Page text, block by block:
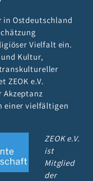
Ostdeutschland
Vielfalt ein.
Kultur,
ZEOK e.V.
einer vielfältigen
ZEOK e.V.
ist
Mitglied
der